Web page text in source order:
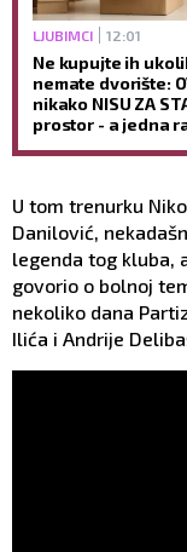
LJUBIMCI 12:01
Ne kupujte ih
nemate dvorište:
nikako NISU ZA
prostor - a jedna
U tom trenurku
Danilović,
legenda tog kluba,
govorio o bolnoj
nekoliko dana
Ilića i Andrije